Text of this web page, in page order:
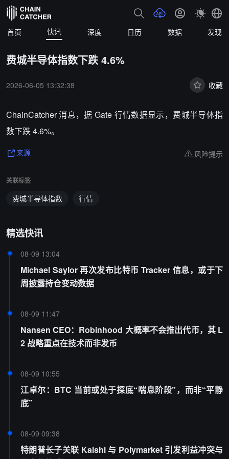
首页 快讯 深度 日历 数据 发现
费城半导体指数下跌 4.6%
2026-06-05 13:32:38 收藏
ChainCatcher 消息，据 Gate 行情数据显示，费城半导体指
数下跌 4.6%。
来源 风险提示
关联标签
费城半导体指数 行情
精选快讯
08-09 13:04
Michael Saylor 再次发布比特币 Tracker 信息，或于下
周披露持仓变动数据
08-09 11:47
Nansen CEO：Robinhood 大概率不会推出代币，其 L
2 战略重点在技术而非发币
08-09 10:55
江卓尔：BTC 当前或处于探底“喘息阶段”，而非“平静
底”
08-09 09:38
特朗普长子关联 Kalshi 与 Polymarket 引发利益冲突与